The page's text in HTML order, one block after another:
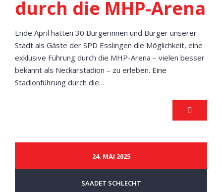
durch die MHP-Arena
Ende April hatten 30 Bürgerinnen und Bürger unserer
Stadt als Gäste der SPD Esslingen die Möglichkeit, eine
exklusive Führung durch die MHP-Arena – vielen besser
bekannt als Neckarstadion – zu erleben. Eine
Stadionführung durch die…
24. MAI 2025
SAADET SCHLECHT